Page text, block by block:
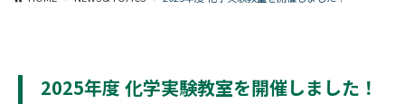
2025年度 化学実験教室を開催しました！